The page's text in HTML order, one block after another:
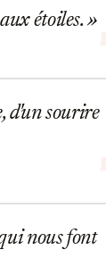
étoiles.
d'un sourire
nous font